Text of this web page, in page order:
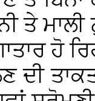
ਤੇ
ਹੋ
ਦੀ